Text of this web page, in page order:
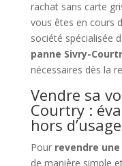
rachat sans carte
vous êtes en cours
société spécialisée
panne Sivry-
nécessaires dès la
Vendre sa
Courtry :
hors d’usage
Pour revendre
de manière simple